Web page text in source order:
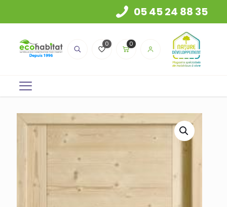
05 45 24 88 35
0 0